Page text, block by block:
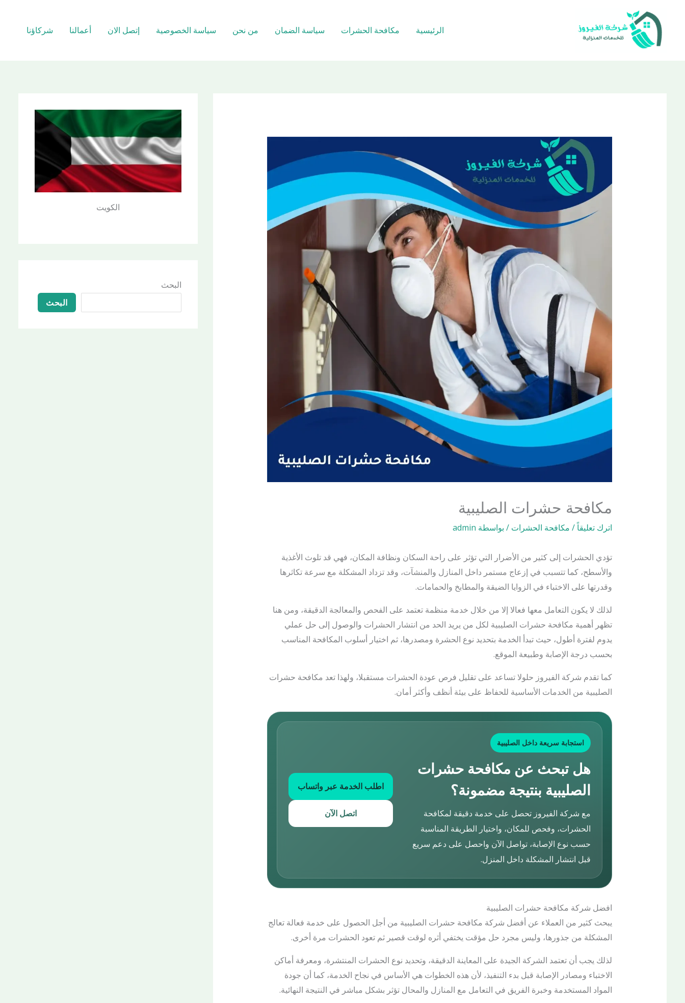
المحتوى
الرئيسية مكافحة الحشرات سياسة الضمان من نحن سياسة الخصوصية إتصل الان أعمالنا شركاؤنا
مكافحة حشرات الصليبية
اترك تعليقاً/ مكافحة الحشرات / بواسطة admin
تؤدي الحشرات إلى كثير من الأضرار التي تؤثر على راحة السكان ونظافة المكان، فهي قد تلوث الأغذية
والأسطح، كما تتسبب في إزعاج مستمر داخل المنازل والمنشآت، وقد تزداد المشكلة مع سرعة تكاثرها
وقدرتها على الاختباء في الزوايا الضيقة والمطابخ والحمامات.
لذلك لا يكون التعامل معها فعالا إلا من خلال خدمة منظمة تعتمد على الفحص والمعالجة الدقيقة، ومن هنا
تظهر أهمية مكافحة حشرات الصليبية لكل من يريد الحد من انتشار الحشرات والوصول إلى حل عملي
يدوم لفترة أطول، حيث تبدأ الخدمة بتحديد نوع الحشرة ومصدرها، ثم اختيار أسلوب المكافحة المناسب
بحسب درجة الإصابة وطبيعة الموقع.
كما تقدم شركة الفيروز حلولا تساعد على تقليل فرص عودة الحشرات مستقبلا، ولهذا تعد مكافحة حشرات
الصليبية من الخدمات الأساسية للحفاظ على بيئة أنظف وأكثر أمان.
استجابة سريعة داخل الصليبية
هل تبحث عن مكافحة حشرات
الصليبية بنتيجة مضمونة؟
مع شركة الفيروز تحصل على خدمة دقيقة لمكافحة
الحشرات، وفحص للمكان، واختيار الطريقة المناسبة
حسب نوع الإصابة، تواصل الآن واحصل على دعم سريع
قبل انتشار المشكلة داخل المنزل.
اطلب الخدمة عبر واتساب
اتصل الآن
افضل شركة مكافحة حشرات الصليبية
يبحث كثير من العملاء عن أفضل شركة مكافحة حشرات الصليبية من أجل الحصول على خدمة فعالة تعالج
المشكلة من جذورها، وليس مجرد حل مؤقت يختفي أثره لوقت قصير ثم تعود الحشرات مرة أخرى.
لذلك يجب أن تعتمد الشركة الجيدة على المعاينة الدقيقة، وتحديد نوع الحشرات المنتشرة، ومعرفة أماكن
الاختباء ومصادر الإصابة قبل بدء التنفيذ، لأن هذه الخطوات هي الأساس في نجاح الخدمة، كما أن جودة
المواد المستخدمة وخبرة الفريق في التعامل مع المنازل والمحال تؤثر بشكل مباشر في النتيجة النهائية.
الكويت
البحث
البحث